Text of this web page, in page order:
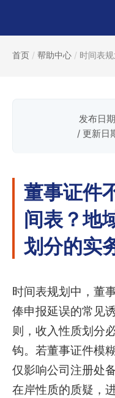
首页 / 帮助中心 / 时间表
发布日
/ 更新日
董事证件
间表？地
划分的实
时间表规划中，董
俸申报延误的常见
则，收入性质划分
钩。若董事证件模
仅影响公司注册处
在岸性质的质疑，